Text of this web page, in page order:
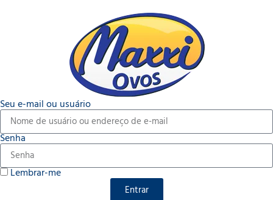
Seu e-mail ou usuário
Senha
Lembrar-me
Entrar